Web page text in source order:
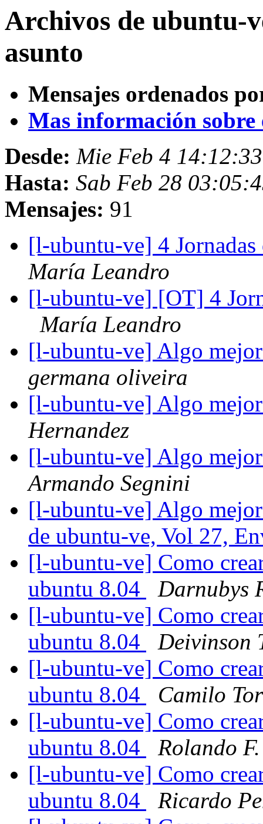
Archivos de ubuntu-
asunto
Mensajes ordenados
Mas información sobre
Desde: Mie Feb 4
Hasta: Sab Feb 28
Mensajes: 91
[l-ubuntu-ve] 4
María Leandro
[l-ubuntu-ve] [OT] 4
María Leandro
[l-ubuntu-ve] Algo
germana oliveira
[l-ubuntu-ve] Algo
Hernandez
[l-ubuntu-ve] Algo
Armando Segnini
[l-ubuntu-ve] Algo
de ubuntu-ve, Vol 27,
[l-ubuntu-ve] Como
ubuntu 8.04
Darnubys
[l-ubuntu-ve] Como
ubuntu 8.04
Deivinson
[l-ubuntu-ve] Como
ubuntu 8.04
Camilo
[l-ubuntu-ve] Como
ubuntu 8.04
Rolando
[l-ubuntu-ve] Como
ubuntu 8.04
Ricardo